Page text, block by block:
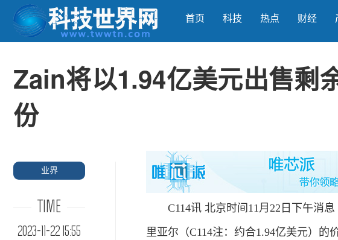
首页 科技 热点 财经
Zain将以1.94亿美元出售剩
份
业界
TIME
2023-11-22 15:55
C114讯 北京时间11月22日下午消息
里亚尔（C114注：约合1.94亿美元）